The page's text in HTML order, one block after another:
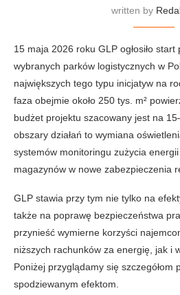
written by
15 maja 2026 roku GLP ogłosiło
wybranych parków logistycznych w
największych tego typu inicjatyw na
faza obejmie około 250 tys. m²
budżet projektu szacowany jest na
obszary działań to wymiana
systemów monitoringu zużycia
magazynów w nowe zabezpieczenia
GLP stawia przy tym nie tylko na
także na poprawę bezpieczeństwa
przynieść wymierne korzyści
niższych rachunków za energię, jak i
Poniżej przyglądamy się szczegółom
spodziewanym efektom.